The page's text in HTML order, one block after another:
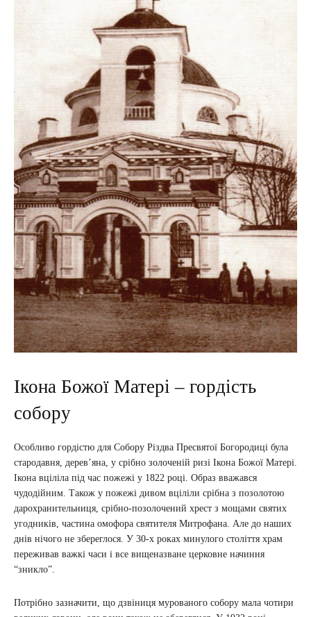
Ікона Божої Матері – гордість
собору
Особливо гордістю для Собору Різдва Пресвятої Богородиці була
стародавня, дерев’яна, у срібно золоченій ризі Ікона Божої Матері.
Ікона вціліла під час пожежі у 1822 році. Образ вважався
чудодійним. Також у пожежі дивом вціліли срібна з позолотою
дарохранительниця, срібно-позолочений хрест з мощами святих
угодників, частина омофора святителя Митрофана. Але до наших
днів нічого не збереглося. У 30-х роках минулого століття храм
переживав важкі часи і все вищеназване церковне начиння
“зникло”.
Потрібно зазначити, що дзвіниця мурованого собору мала чотири